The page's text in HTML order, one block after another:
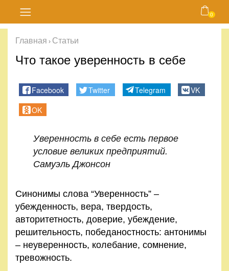
Блог
Курсы
Магазин
Карта
сайта
Контакты
Правила
условия
0
Главная › Статьи
Что такое уверенность в себе
Facebook Twitter Telegram
VK
OK
Уверенность в себе есть первое
условие великих предприятий.
Самуэль Джонсон
Синонимы слова “Уверенность” –
убежденность, вера, твердость,
авторитетность, доверие, убеждение,
решительность, победаностность: антонимы
– неуверенность, колебание, сомнение,
тревожность.